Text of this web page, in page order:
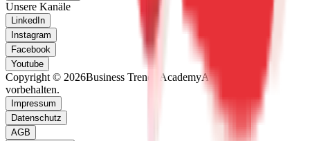
Unsere Kanäle
LinkedIn
Instagram
Facebook
Youtube
Copyright © 2026Business Trends AcademyAlle Rechte
vorbehalten.
Impressum
Datenschutz
AGB